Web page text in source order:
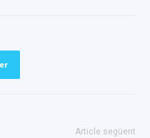
Article següent